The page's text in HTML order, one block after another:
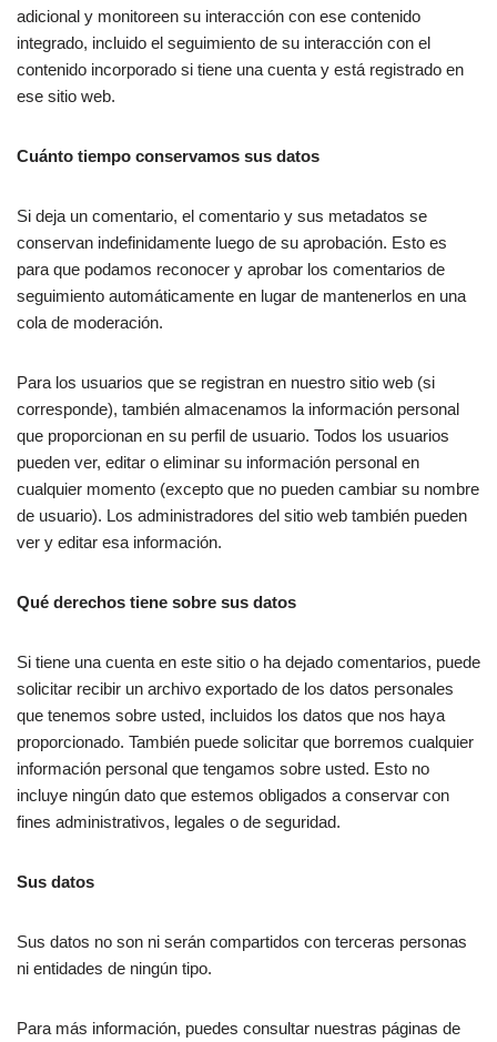
adicional y monitoreen su interacción con ese contenido
integrado, incluido el seguimiento de su interacción con el
contenido incorporado si tiene una cuenta y está registrado en
ese sitio web.
Cuánto tiempo conservamos sus datos
Si deja un comentario, el comentario y sus metadatos se
conservan indefinidamente luego de su aprobación. Esto es
para que podamos reconocer y aprobar los comentarios de
seguimiento automáticamente en lugar de mantenerlos en una
cola de moderación.
Para los usuarios que se registran en nuestro sitio web (si
corresponde), también almacenamos la información personal
que proporcionan en su perfil de usuario. Todos los usuarios
pueden ver, editar o eliminar su información personal en
cualquier momento (excepto que no pueden cambiar su nombre
de usuario). Los administradores del sitio web también pueden
ver y editar esa información.
Qué derechos tiene sobre sus datos
Si tiene una cuenta en este sitio o ha dejado comentarios, puede
solicitar recibir un archivo exportado de los datos personales
que tenemos sobre usted, incluidos los datos que nos haya
proporcionado. También puede solicitar que borremos cualquier
información personal que tengamos sobre usted. Esto no
incluye ningún dato que estemos obligados a conservar con
fines administrativos, legales o de seguridad.
Sus datos
Sus datos no son ni serán compartidos con terceras personas
ni entidades de ningún tipo.
Para más información, puedes consultar nuestras páginas de